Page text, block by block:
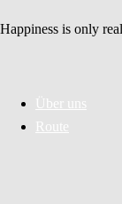
Happiness is only
Über uns
Route